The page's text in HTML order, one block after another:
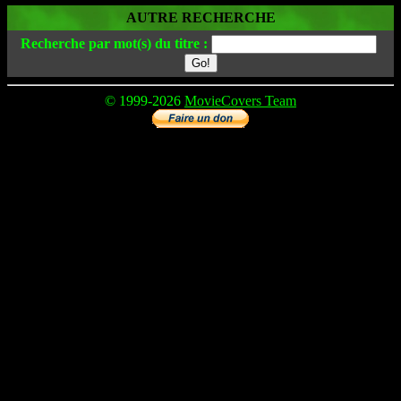
AUTRE RECHERCHE
Recherche par mot(s) du titre :
© 1999-2026 MovieCovers Team